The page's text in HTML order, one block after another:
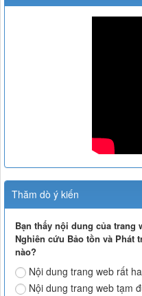
Thăm dò ý kiến
Bạn thấy nội dung của trang
Nghiên cứu Bảo tồn và Phát
nào?
Nội dung trang web rất
Nội dung trang web tạm